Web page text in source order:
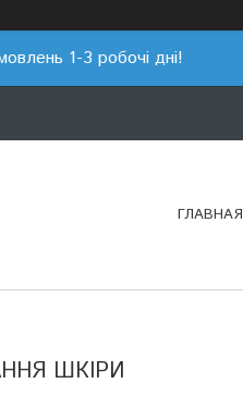
1-3 робочі дні!
ГЛАВНАЯ
ШКІРИ